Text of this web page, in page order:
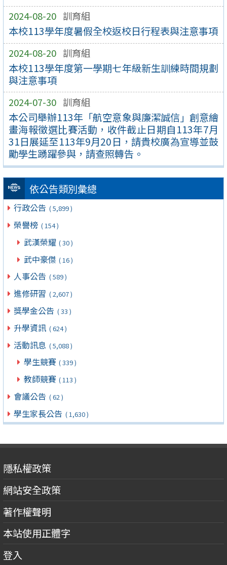
2024-08-20 訓育組
本校113學年度暑假全校返校日行程表與注意事項
2024-08-20 訓育組
本校113學年度第一學期七年級新生訓練時間規劃
與注意事項
2024-07-30 訓育組
本公司舉辦113年「航空意象與廉潔誠信」創意繪
畫海報徵選比賽活動，收件截止日期自113年7月
31日展延至113年9月20日，請貴校廣為宣導並鼓
勵學生踴躍參與，請查照轉告。
依公告類別彙總
行政公告 ( 5,899 )
榮譽榜 ( 154 )
武漢榮耀 ( 30 )
武中豪傑 ( 16 )
人事公告 ( 589 )
進修研習 ( 2,607 )
獎學金公告 ( 33 )
升學資訊 ( 624 )
活動訊息 ( 5,088 )
學生競賽 ( 339 )
教師競賽 ( 113 )
會議公告 ( 62 )
學生家長公告 ( 1,630 )
隱私權政策
網站安全政策
著作權聲明
本站使用正體字
登入